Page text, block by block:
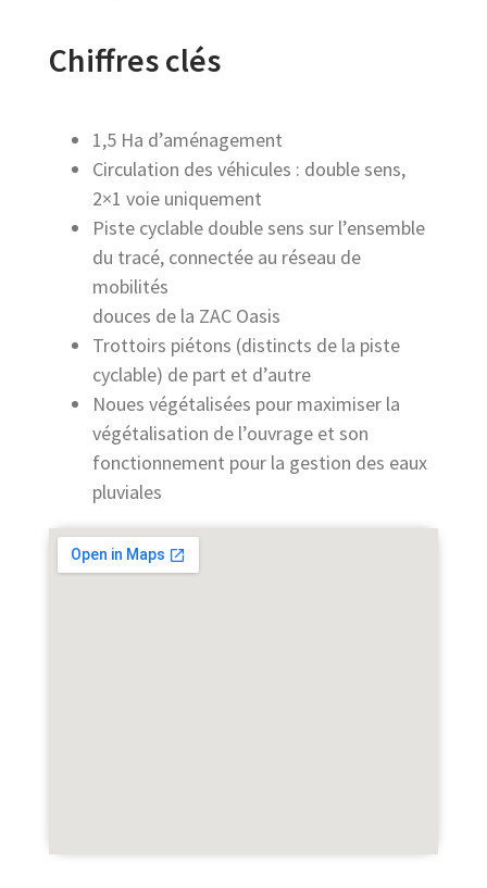
Chiffres clés
1,5 Ha d’aménagement
Circulation des véhicules : double sens,
2×1 voie uniquement
Piste cyclable double sens sur l’ensemble
du tracé, connectée au réseau de
mobilités
douces de la ZAC Oasis
Trottoirs piétons (distincts de la piste
cyclable) de part et d’autre
Noues végétalisées pour maximiser la
végétalisation de l’ouvrage et son
fonctionnement pour la gestion des eaux
pluviales